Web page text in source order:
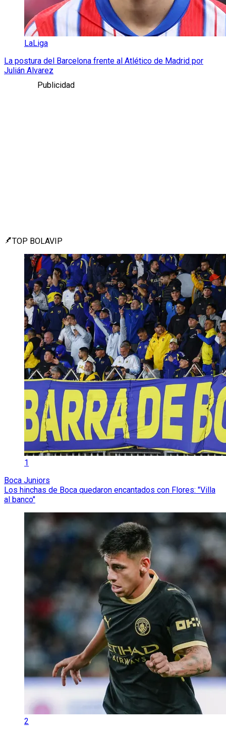
LaLiga
La postura del Barcelona frente al Atlético de Madrid por
Julián Alvarez
Publicidad
TOP BOLAVIP
1
Boca Juniors
Los hinchas de Boca quedaron encantados con Flores: "Villa
al banco"
2